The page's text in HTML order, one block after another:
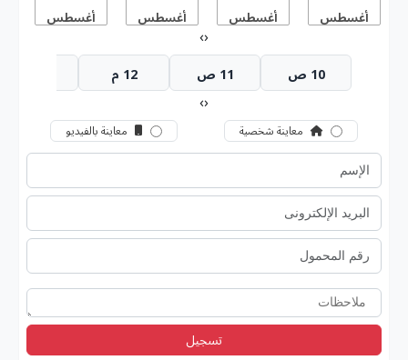
أغسطس أغسطس أغسطس أغسطس
‹
›
10 ص 11 ص 12 م
‹
›
معاينة شخصية معاينة بالفيديو
تسجيل